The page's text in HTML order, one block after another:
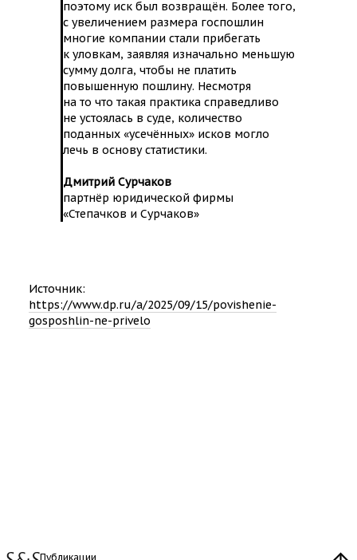
поэтому иск был возвращён. Более того,
с увеличением размера госпошлин
многие компании стали прибегать
к уловкам, заявляя изначально меньшую
сумму долга, чтобы не платить
повышенную пошлину. Несмотря
на то что такая практика справедливо
не устоялась в суде, количество
поданных «усечённых» исков могло
лечь в основу статистики.
Дмитрий Сурчаков
партнёр юридической фирмы
«Степачков и Сурчаков»
Источник:
https://www.dp.ru/a/2025/09/15/povishenie-
gosposhlin-ne-privelo
Публикации